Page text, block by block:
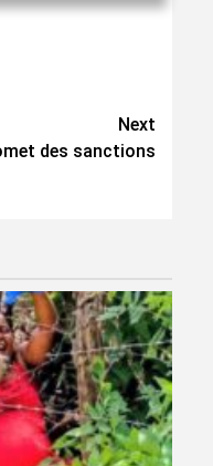
Next
des sanctions